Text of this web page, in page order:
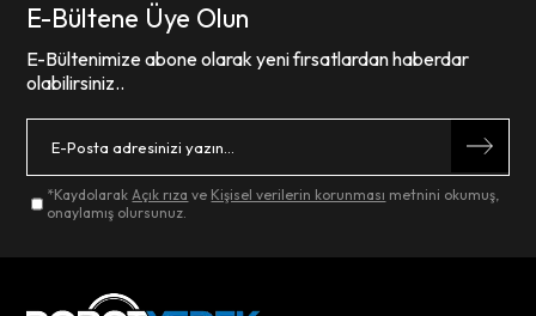
E-Bültene Üye Olun
E-Bültenimize abone olarak yeni fırsatlardan haberdar
olabilirsiniz..
*KaydolarakAçık rıza ve Kişisel verilerin korunması metnini okumuş,
onaylamış olursunuz.